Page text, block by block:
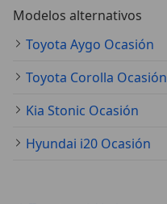
Modelos alternativos
Toyota Aygo Ocasión
Toyota Corolla Ocasión
Kia Stonic Ocasión
Hyundai i20 Ocasión